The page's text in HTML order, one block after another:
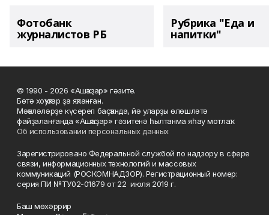
Фотобанк
журналистов РБ
Рубрика "Еда и
напитки"
© 1990 - 2026 «Ашҡаҙар» гәзите.
Бөтә хоҡуҡтар ҙа яҡланған.
Мәҡәләләрҙе күсереп баҫҡанда, йә уларҙы өлөшләтә
файҙаланғанда «Ашҡаҙар» гәзитенә һылтанма яһау мотлаҡ.
Об использовании персональных данных
Зарегистрировано Федеральной службой по надзору в сфере
связи, информационных технологий и массовых
коммуникаций (РОСКОМНАДЗОР). Регистрационный номер:
серия ПИ №ТУ02-01679 от 22 июля 2019 г.
Баш мөхәррир